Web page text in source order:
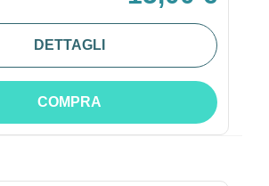
DETTAGLI
COMPRA